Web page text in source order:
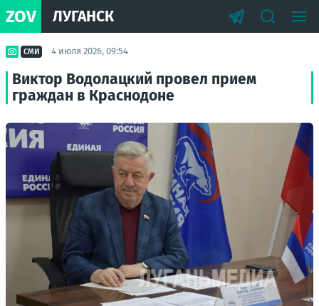
ZOV ЛУГАНСК
СМИ 4 июля 2026, 09:54
Виктор Водолацкий провел прием
граждан в Краснодоне